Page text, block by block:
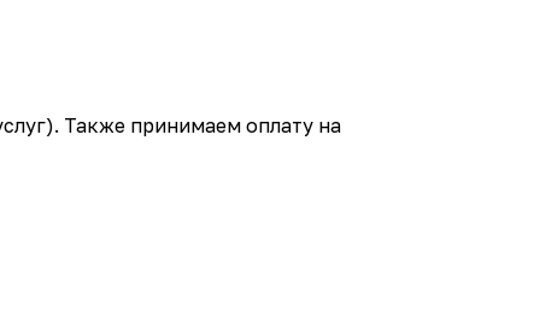
Также принимаем оплату на